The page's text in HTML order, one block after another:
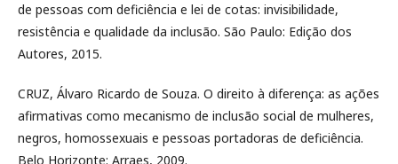
de pessoas com deficiência e lei de cotas: invisibilidade,
resistência e qualidade da inclusão. São Paulo: Edição dos
Autores, 2015.
CRUZ, Álvaro Ricardo de Souza. O direito à diferença: as ações
afirmativas como mecanismo de inclusão social de mulheres,
negros, homossexuais e pessoas portadoras de deficiência.
Belo Horizonte: Arraes, 2009.